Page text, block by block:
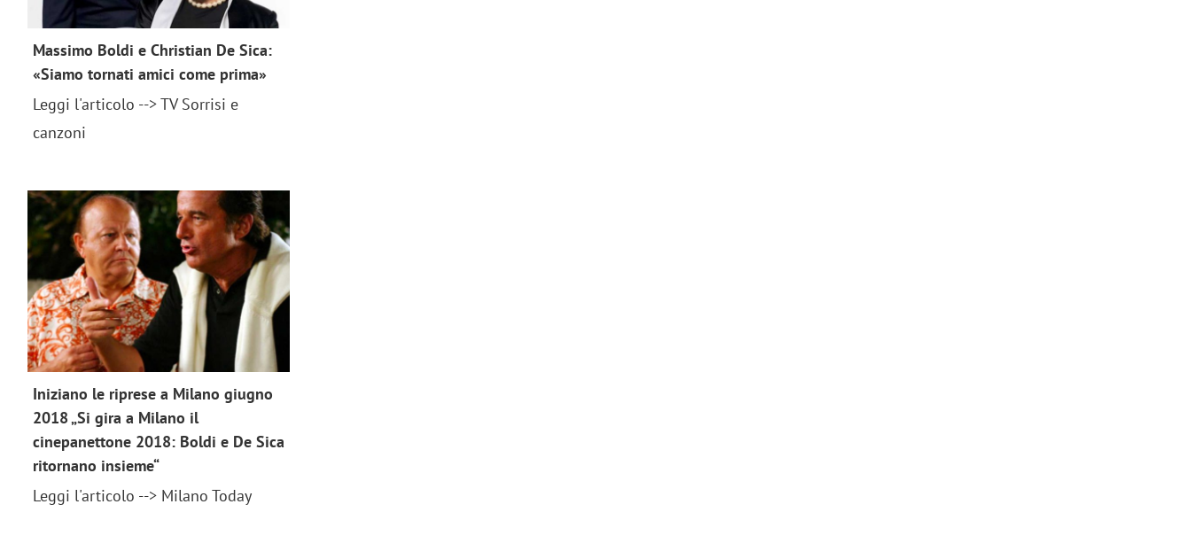
Massimo Boldi e Christian De Sica:
«Siamo tornati amici come prima»
Leggi l'articolo --> TV Sorrisi e
canzoni
Iniziano le riprese a Milano giugno
2018 „Si gira a Milano il
cinepanettone 2018: Boldi e De Sica
ritornano insieme“
Leggi l'articolo --> Milano Today